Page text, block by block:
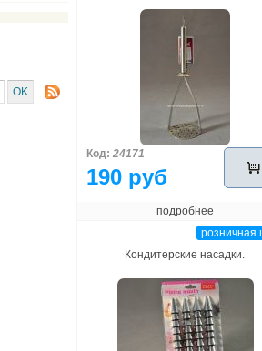
Код: 24171
190 руб
подробнее
розничная
Кондитерские насадки.